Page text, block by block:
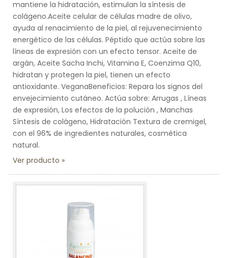
mantiene la hidratación, estimulan la síntesis de
colágeno.Aceite celular de células madre de olivo,
ayuda al renacimiento de la piel, al rejuvenecimiento
energético de las células. Péptido que actúa sobre las
líneas de expresión con un efecto tensor. Aceite de
argán, Aceite Sacha Inchi, Vitamina E, Coenzima Q10,
hidratan y protegen la piel, tienen un efecto
antioxidante. VeganaBeneficios: Repara los signos del
envejecimiento cutáneo. Actúa sobre: Arrugas , Líneas
de expresión, Los efectos de la polución , Manchas
Síntesis de colágeno, Hidratación Textura de cremigel,
con el 96% de ingredientes naturales, cosmética
natural.
Ver producto